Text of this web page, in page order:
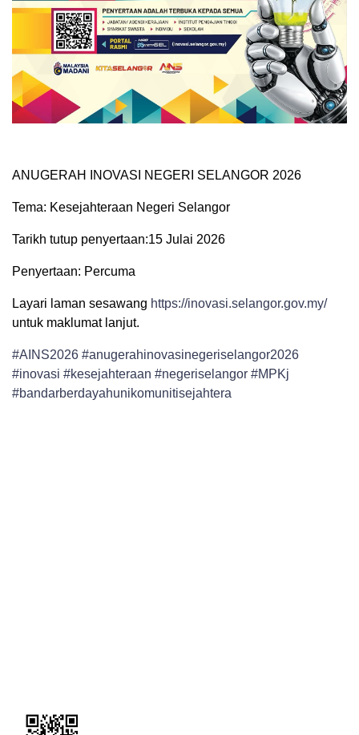
ANUGERAH INOVASI NEGERI SELANGOR 2026
Tema: Kesejahteraan Negeri Selangor
Tarikh tutup penyertaan:15 Julai 2026
Penyertaan: Percuma
Layari laman sesawang https://inovasi.selangor.gov.my/
untuk maklumat lanjut.
#AINS2026 #anugerahinovasinegeriselangor2026
#inovasi #kesejahteraan #negeriselangor #MPKj
#bandarberdayahunikomunitisejahtera